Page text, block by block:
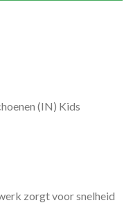
(IN) Kids
zorgt voor snelheid